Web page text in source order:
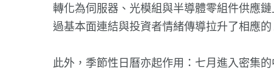
轉化為伺服器、光模組與半導體零組件供應
過基本面連結與投資者情緒傳導拉升了相應的
此外，季節性日曆亦起作用：七月進入密集